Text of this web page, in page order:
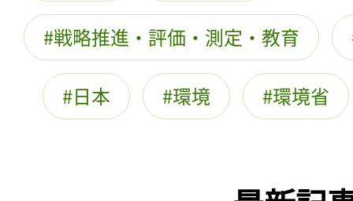
戦略推進・評価・測定・教育
日本 環境 環境省